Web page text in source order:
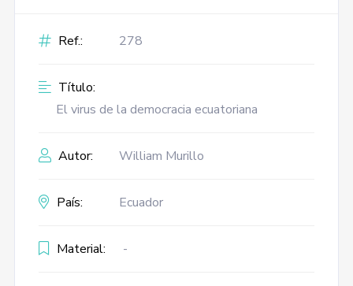
Ref.: 278
Título:
El virus de la democracia ecuatoriana
Autor: William Murillo
País: Ecuador
Material: -